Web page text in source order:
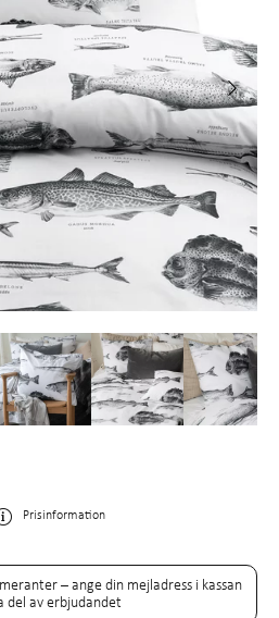
Prisinformation
– ange din mejladress i kassan
del av erbjudandet